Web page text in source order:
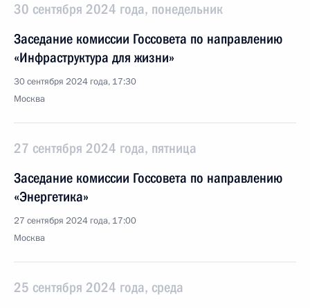
30 сентября 2024 года, понедельник
Заседание комиссии Госсовета по направлению
«Инфраструктура для жизни»
30 сентября 2024 года, 17:30
Москва
27 сентября 2024 года, пятница
Заседание комиссии Госсовета по направлению
«Энергетика»
27 сентября 2024 года, 17:00
Москва
25 сентября 2024 года, среда